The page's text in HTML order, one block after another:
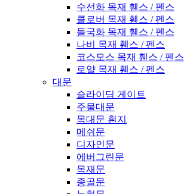
수선화 목재 휀스 / 펜스
클로버 목재 휀스 / 펜스
들국화 목재 휀스 / 펜스
나비 목재 휀스 / 펜스
코스모스 목재 휀스 / 펜스
로얄 목재 휀스 / 펜스
대문
슬라이딩 게이트
주물대문
목대문 흰지
메쉬문
디자인문
에버그린문
목재문
종골문